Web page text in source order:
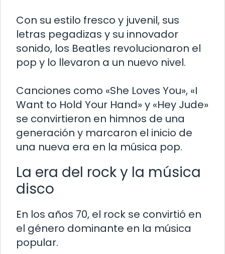
Con su estilo fresco y juvenil, sus
letras pegadizas y su innovador
sonido, los Beatles revolucionaron el
pop y lo llevaron a un nuevo nivel.
Canciones como «She Loves You», «I
Want to Hold Your Hand» y «Hey Jude»
se convirtieron en himnos de una
generación y marcaron el inicio de
una nueva era en la música pop.
La era del rock y la música
disco
En los años 70, el rock se convirtió en
el género dominante en la música
popular.